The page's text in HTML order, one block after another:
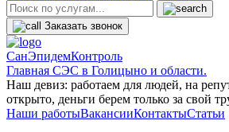
Заказать звонок
СанЭпидемКонтроль
Главная СЭС в Голицыно и области.
Наш девиз: работаем для людей, на
открыто, деньги берем только за свой
Наши работыВакансииКонтактыСтатьи